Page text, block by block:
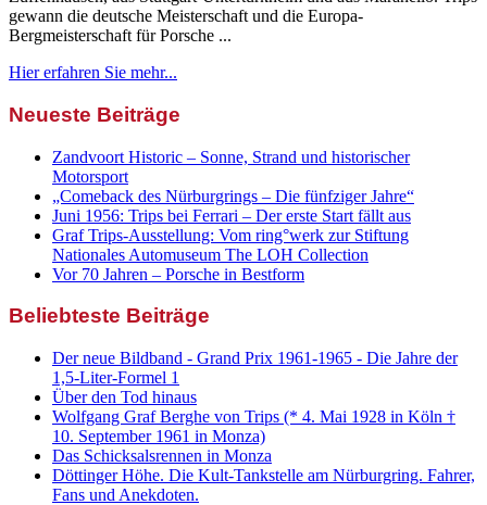
gewann die deutsche Meisterschaft und die Europa-
Bergmeisterschaft für Porsche ...
Hier erfahren Sie mehr...
Neueste Beiträge
Zandvoort Historic – Sonne, Strand und historischer
Motorsport
„Comeback des Nürburgrings – Die fünfziger Jahre“
Juni 1956: Trips bei Ferrari – Der erste Start fällt aus
Graf Trips-Ausstellung: Vom ring°werk zur Stiftung
Nationales Automuseum The LOH Collection
Vor 70 Jahren – Porsche in Bestform
Beliebteste Beiträge
Der neue Bildband - Grand Prix 1961-1965 - Die Jahre der
1,5-Liter-Formel 1
Über den Tod hinaus
Wolfgang Graf Berghe von Trips (* 4. Mai 1928 in Köln †
10. September 1961 in Monza)
Das Schicksalsrennen in Monza
Döttinger Höhe. Die Kult-Tankstelle am Nürburgring. Fahrer,
Fans und Anekdoten.